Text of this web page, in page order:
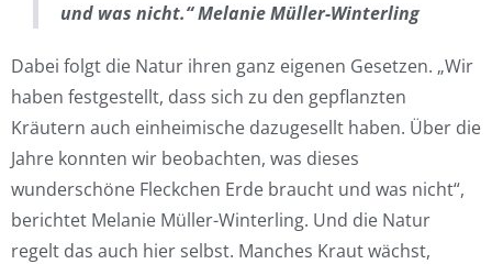
und was nicht.“ Melanie Müller-Winterling
Dabei folgt die Natur ihren ganz eigenen Gesetzen. „Wir
haben festgestellt, dass sich zu den gepflanzten
Kräutern auch einheimische dazugesellt haben. Über die
Jahre konnten wir beobachten, was dieses
wunderschöne Fleckchen Erde braucht und was nicht“,
berichtet Melanie Müller-Winterling. Und die Natur
regelt das auch hier selbst. Manches Kraut wächst,